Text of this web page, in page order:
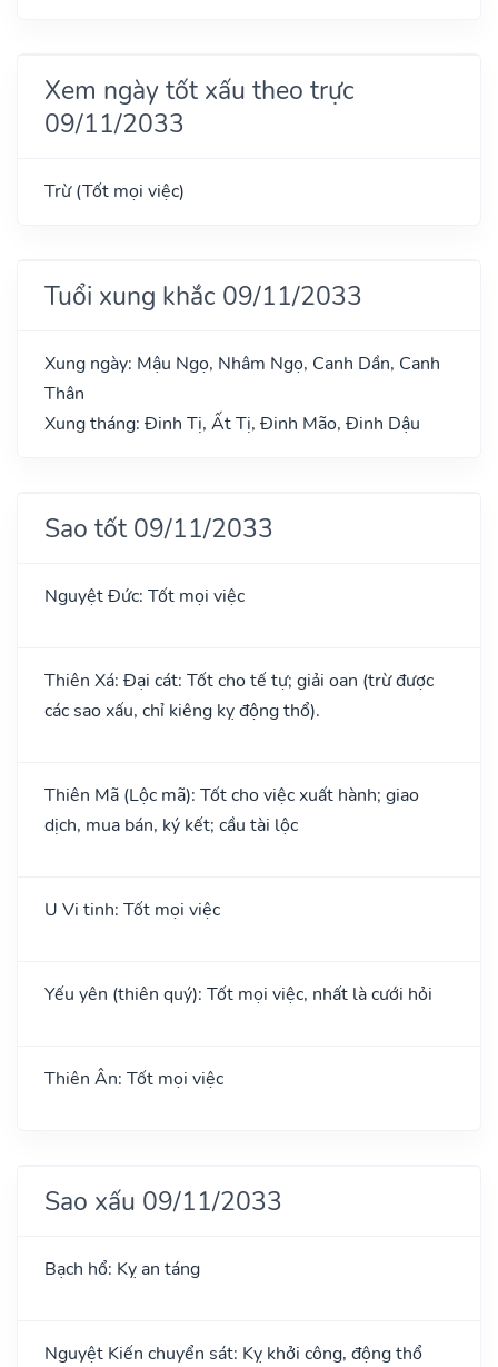
Xem ngày tốt xấu theo trực
09/11/2033
Trừ (Tốt mọi việc)
Tuổi xung khắc 09/11/2033
Xung ngày: Mậu Ngọ, Nhâm Ngọ, Canh Dần, Canh
Thân
Xung tháng: Đinh Tị, Ất Tị, Đinh Mão, Đinh Dậu
Sao tốt 09/11/2033
Nguyệt Đức: Tốt mọi việc
Thiên Xá: Đại cát: Tốt cho tế tự; giải oan (trừ được
các sao xấu, chỉ kiêng kỵ động thổ).
Thiên Mã (Lộc mã): Tốt cho việc xuất hành; giao
dịch, mua bán, ký kết; cầu tài lộc
U Vi tinh: Tốt mọi việc
Yếu yên (thiên quý): Tốt mọi việc, nhất là cưới hỏi
Thiên Ân: Tốt mọi việc
Sao xấu 09/11/2033
Bạch hổ: Kỵ an táng
Nguyệt Kiến chuyển sát: Kỵ khởi công, động thổ